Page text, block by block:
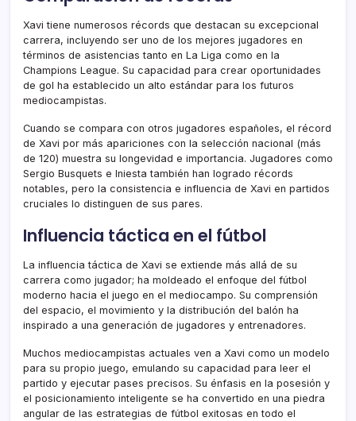
Xavi tiene numerosos récords que destacan su excepcional
carrera, incluyendo ser uno de los mejores jugadores en
términos de asistencias tanto en La Liga como en la
Champions League. Su capacidad para crear oportunidades
de gol ha establecido un alto estándar para los futuros
mediocampistas.
Cuando se compara con otros jugadores españoles, el récord
de Xavi por más apariciones con la selección nacional (más
de 120) muestra su longevidad e importancia. Jugadores como
Sergio Busquets e Iniesta también han logrado récords
notables, pero la consistencia e influencia de Xavi en partidos
cruciales lo distinguen de sus pares.
Influencia táctica en el fútbol
La influencia táctica de Xavi se extiende más allá de su
carrera como jugador; ha moldeado el enfoque del fútbol
moderno hacia el juego en el mediocampo. Su comprensión
del espacio, el movimiento y la distribución del balón ha
inspirado a una generación de jugadores y entrenadores.
Muchos mediocampistas actuales ven a Xavi como un modelo
para su propio juego, emulando su capacidad para leer el
partido y ejecutar pases precisos. Su énfasis en la posesión y
el posicionamiento inteligente se ha convertido en una piedra
angular de las estrategias de fútbol exitosas en todo el